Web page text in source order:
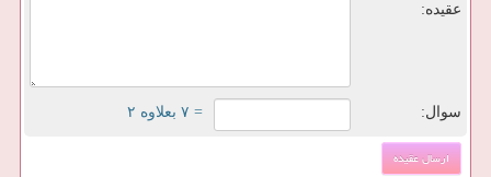
عقیده:
سوال: = ۷ بعلاوه ۲